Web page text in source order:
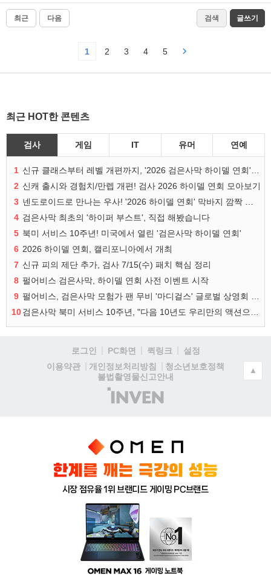
최근 다음 검색 글쓰기
1 2 3 4 5
최근 HOT한 콘텐츠
검사 게임 IT 유머 연예
1
2 신캐 출시와 경험치/만렙 개편! 검사 2026 하이델 연회 모아보기
3
4 검은사막 최초의 '하이퍼 부스트', 직접 해봤습니다
5 북미 서비스 10주년! 미국에서 열린 '검은사막 하이델 연회'
6 2026 하이델 연회, 캘리포니아에서 개최
7 신규 피의 제단 추가, 검사 7/15(수) 패치 핵심 정리
8 펄어비스 검은사막, 하이델 연회 사전 이벤트 시작
9
10
로그인 PC화면 퀵링크
설정
이용약관
개인정보처리방침
청소년보호정책
불법촬영물신고안내
(주)
인
▲